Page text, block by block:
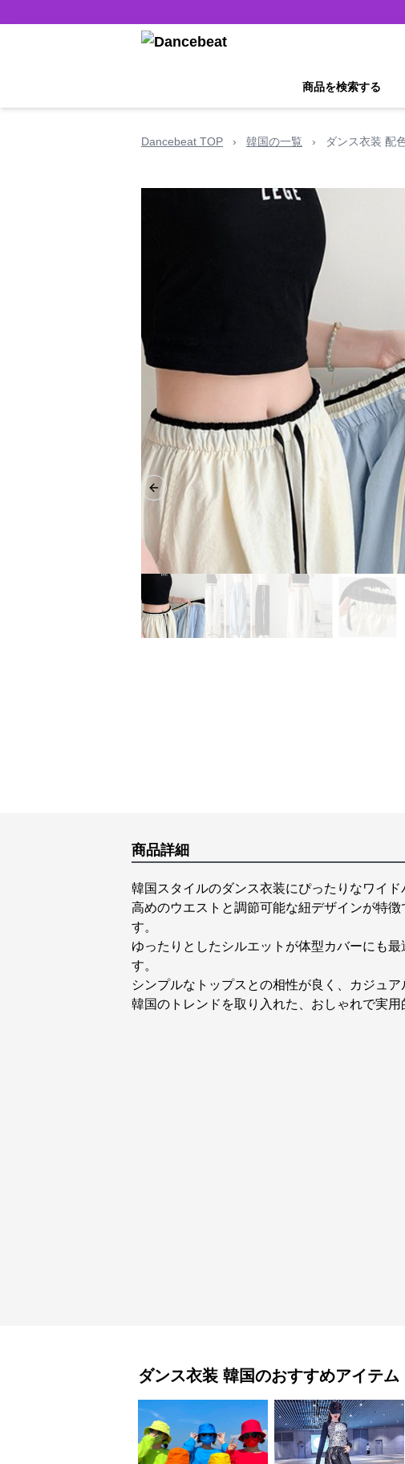
商品を検索する
Dancebeat TOP › 韓国の一覧 › ダンス衣装 配
Previous slide
商品詳細
韓国スタイルのダンス衣装にぴったりなワイド
高めのウエストと調節可能な紐デザインが特
す。
ゆったりとしたシルエットが体型カバーにも
す。
シンプルなトップスとの相性が良く、カジュ
韓国のトレンドを取り入れた、おしゃれで実用
ダンス衣装 韓国のおすすめアイテム